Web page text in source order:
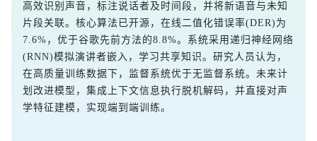
高效识别声音，标注说话者及时间段，并将新语音与未知
片段关联。核心算法已开源，在线二值化错误率(DER)为
7.6%，优于谷歌先前方法的8.8%。系统采用递归神经网络
(RNN)模拟演讲者嵌入，学习共享知识。研究人员认为，
在高质量训练数据下，监督系统优于无监督系统。未来计
划改进模型，集成上下文信息执行脱机解码，并直接对声
学特征建模，实现端到端训练。